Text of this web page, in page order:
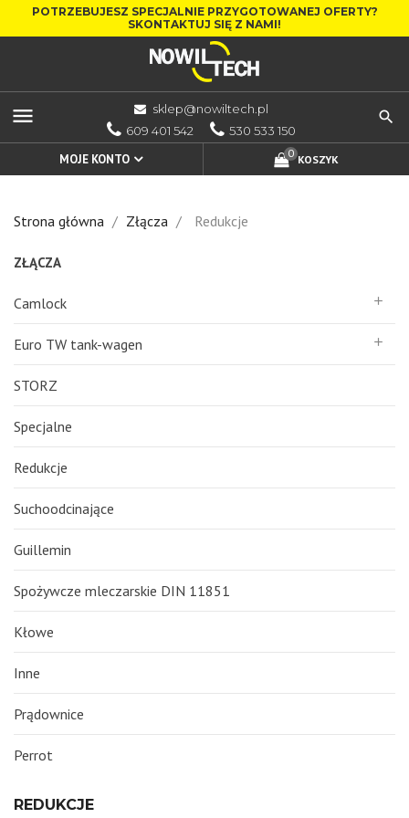
POTRZEBUJESZ SPECJALNIE PRZYGOTOWANEJ OFERTY?
SKONTAKTUJ SIĘ Z NAMI!
menu
sklep@nowiltech.pl
609 401 542
530 533 150
KOSZYK
0
MOJE KONTO
Strona główna Złącza Redukcje
ZŁĄCZA
Camlock add
Euro TW tank-wagen add
STORZ
Specjalne
Redukcje
Suchoodcinające
Guillemin
Spożywcze mleczarskie DIN 11851
Kłowe
Inne
Prądownice
Perrot
REDUKCJE